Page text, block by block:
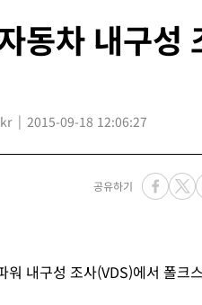
동차 내구성
2015-09-18 12:06:27
공유하기
내구성 조사(VDS)에서 폴크